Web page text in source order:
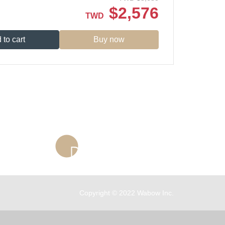
TWD $2,576
to cart Buy now
Copyright © 2022 Wabow Inc.